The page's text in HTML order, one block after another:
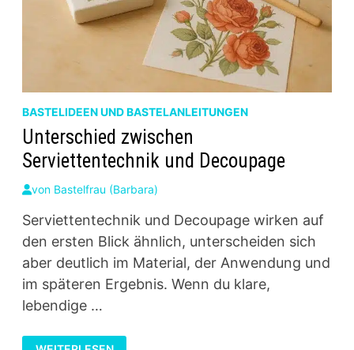
BASTELIDEEN UND BASTELANLEITUNGEN
Unterschied zwischen
Serviettentechnik und Decoupage
von Bastelfrau (Barbara)
Serviettentechnik und Decoupage wirken auf
den ersten Blick ähnlich, unterscheiden sich
aber deutlich im Material, der Anwendung und
im späteren Ergebnis. Wenn du klare,
lebendige …
UNTERSCHIED